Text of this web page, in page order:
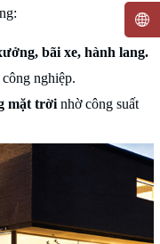
bãi xe, hành lang.
nghiệp.
mặt trời nhờ công suất